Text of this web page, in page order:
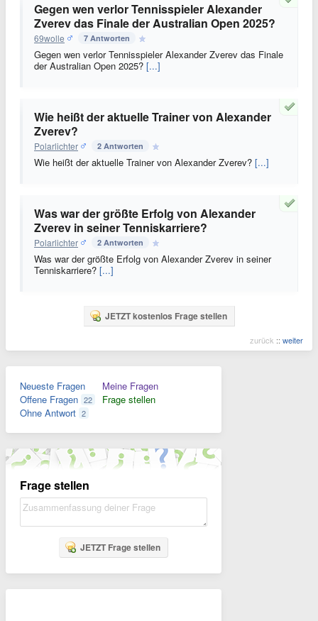
Gegen wen verlor Tennisspieler Alexander
Zverev das Finale der Australian Open 2025?
69wolle 7 Antworten
Gegen wen verlor Tennisspieler Alexander Zverev das Finale
der Australian Open 2025? [...]
Wie heißt der aktuelle Trainer von Alexander
Zverev?
Polarlichter 2 Antworten
Wie heißt der aktuelle Trainer von Alexander Zverev? [...]
Was war der größte Erfolg von Alexander
Zverev in seiner Tenniskarriere?
Polarlichter 2 Antworten
Was war der größte Erfolg von Alexander Zverev in seiner
Tenniskarriere? [...]
JETZT kostenlos Frage stellen
zurück :: weiter
Neueste Fragen
Offene Fragen 22
Ohne Antwort 2
Meine Fragen
Frage stellen
Frage stellen
JETZT Frage stellen